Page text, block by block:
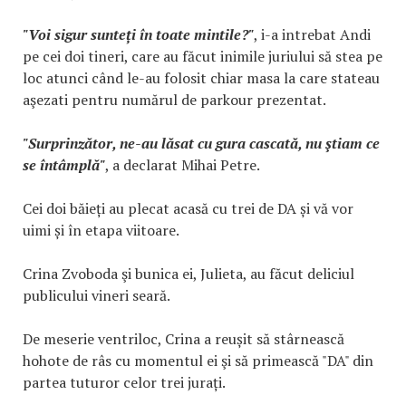
"Voi sigur sunteți în toate mintile?", i-a intrebat Andi
pe cei doi tineri, care au făcut inimile juriului să stea pe
loc atunci când le-au folosit chiar masa la care stateau
aşezati pentru numărul de parkour prezentat.
"Surprinzător, ne-au lăsat cu gura cascată, nu ştiam ce
se întâmplă", a declarat Mihai Petre.
Cei doi băieți au plecat acasă cu trei de DA și vă vor
uimi și în etapa viitoare.
Crina Zvoboda şi bunica ei, Julieta, au făcut deliciul
publicului vineri seară.
De meserie ventriloc, Crina a reușit să stârnească
hohote de râs cu momentul ei şi să primească "DA" din
partea tuturor celor trei jurați.